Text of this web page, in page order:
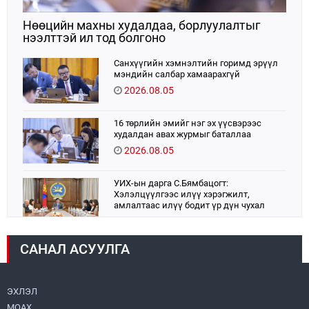
Нөөцийн махны худалдаа, борлуулалтыг
нээлттэй ил тод болгоно
Санхүүгийн хэмнэлтийн горимд эрүүл
мэндийн салбар хамаарахгүй
2026.08.05
16 төрлийн эмийг нэг эх үүсвэрээс
худалдан авах журмыг баталлаа
2026.08.05
УИХ-ын дарга С.Бямбацогт:
Хэлэлцүүлгээс илүү хэрэгжилт,
амлалтаас илүү бодит үр дүн чухал
Монголбанк 7 дугаар сард 1,439.2 кг үнэт
САНАЛ АСУУЛГА
ЭХЛЭЛ